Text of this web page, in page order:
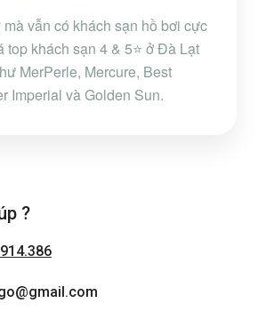
vẫn có khách sạn hồ bơi cực
top khách sạn 4 & 5⭐ ở Đà Lạt
MerPerle, Mercure, Best
Imperial và Golden Sun.
?